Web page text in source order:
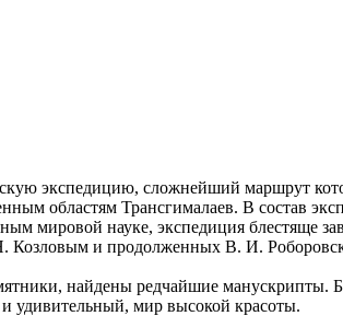
экспедицию, сложнейший маршрут
областям Трансгималаев. В состав
мировой науке, экспедиция блестяще
Козловым и продолженных В. И.
найдены редчайшие манускрипты.
удивительный, мир высокой красоты.